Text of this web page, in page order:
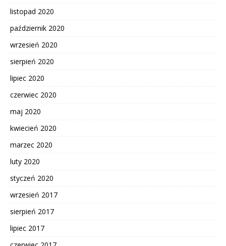
listopad 2020
październik 2020
wrzesień 2020
sierpień 2020
lipiec 2020
czerwiec 2020
maj 2020
kwiecień 2020
marzec 2020
luty 2020
styczeń 2020
wrzesień 2017
sierpień 2017
lipiec 2017